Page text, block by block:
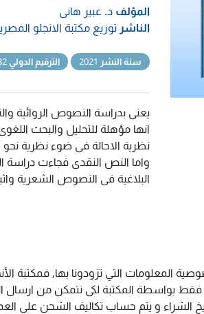
المؤلف د. عبير هانى
الناشر توزيع مكتبة الانجلو
سنة النشر الترقيم الدولي
يعنى بدراسة النصوص الروائية
انها مؤهلة للتحليل والبحث
نظرية الاحالة فى ضوء نظرية
واما النص النقدى فجاءت دراسة
البلاغية فى النصوص الشعرية
المعلومات التي تزودونا بها,
بواسطة المكتبة لكى نتمكن من ارسال
الشراء و يتم حساب تكاليف الشحن على